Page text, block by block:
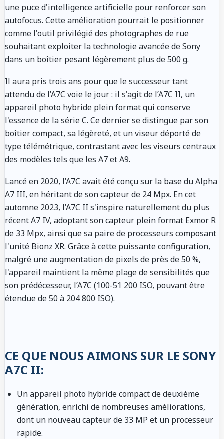
une puce d'intelligence artificielle pour renforcer son
autofocus. Cette amélioration pourrait le positionner
comme l'outil privilégié des photographes de rue
souhaitant exploiter la technologie avancée de Sony
dans un boîtier pesant légèrement plus de 500 g.
Il aura pris trois ans pour que le successeur tant
attendu de l’A7C voie le jour : il s'agit de l’A7C II, un
appareil photo hybride plein format qui conserve
l'essence de la série C. Ce dernier se distingue par son
boîtier compact, sa légèreté, et un viseur déporté de
type télémétrique, contrastant avec les viseurs centraux
des modèles tels que les A7 et A9.
Lancé en 2020, l’A7C avait été conçu sur la base du Alpha
A7 III, en héritant de son capteur de 24 Mpx. En cet
automne 2023, l’A7C II s'inspire naturellement du plus
récent A7 IV, adoptant son capteur plein format Exmor R
de 33 Mpx, ainsi que sa paire de processeurs composant
l'unité Bionz XR. Grâce à cette puissante configuration,
malgré une augmentation de pixels de près de 50 %,
l'appareil maintient la même plage de sensibilités que
son prédécesseur, l’A7C (100-51 200 ISO, pouvant être
étendue de 50 à 204 800 ISO).
CE QUE NOUS AIMONS SUR LE SONY
A7C II:
Un appareil photo hybride compact de deuxième
génération, enrichi de nombreuses améliorations,
dont un nouveau capteur de 33 MP et un processeur
rapide.